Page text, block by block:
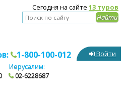
Сегодня на сайте 13 туров
1-800-100-012
Иерусалим:
02-6228687
Войти